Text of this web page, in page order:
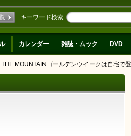
キーワード検索
カレンダー 雑誌・ムック DVD
MOUNTAINゴールデンウイークは自宅で